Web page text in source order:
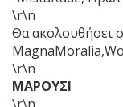
\r\n
Θα ακολουθήσει
\r\n
ΜΑΡΟΥΣΙ